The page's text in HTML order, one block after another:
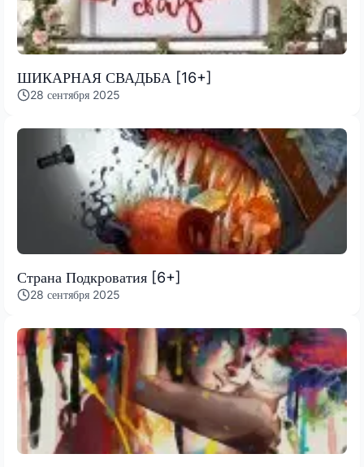
ШИКАРНАЯ СВАДЬБА [16+]
28 сентября 2025
Страна Подкроватия [6+]
28 сентября 2025